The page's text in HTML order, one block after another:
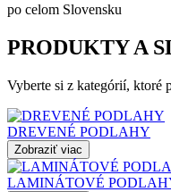
po celom Slovensku
PRODUKTY A
Vyberte si z kategórií, ktoré
DREVENÉ PODLAHY
Zobraziť viac
LAMINÁTOVÉ